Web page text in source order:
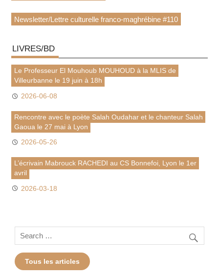
Newsletter/Lettre culturelle franco-maghrébine #110
LIVRES/BD
Le Professeur El Mouhoub MOUHOUD à la MLIS de
Villeurbanne le 19 juin à 18h
2026-06-08
Rencontre avec le poète Salah Oudahar et le chanteur Salah
Gaoua le 27 mai à Lyon
2026-05-26
L’écrivain Mabrouck RACHEDI au CS Bonnefoi, Lyon le 1er
avril
2026-03-18
Tous les articles